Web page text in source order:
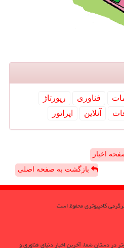
فناوری
رپورتاژ
آنلاین اپراتور
اخبار
بازگشت به صفحه اصلی
در دستان شما، آخرین اخبار دنیای فناوری و